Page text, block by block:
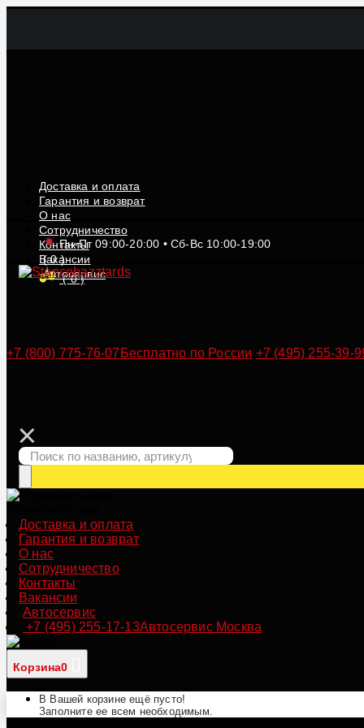
Доставка и оплата
Гарантия и возврат
О нас
Сотрудничество
Контакты
Вакансии
Автосервис
Пн-Пт 09:00-20:00 • Сб-Вс 10:00-19:00
(0)
(0)
+7 (800) 775-76-07 Бесплатно по России +7 (495) 255-39-
Доставка и оплата
Гарантия и возврат
О нас
Сотрудничество
Контакты
Вакансии
Автосервис
+7 (495) 255-17-13Автосервис Москва
Корзина0
В Вашей корзине ещё пусто!
Заполните ее всем необходимым.